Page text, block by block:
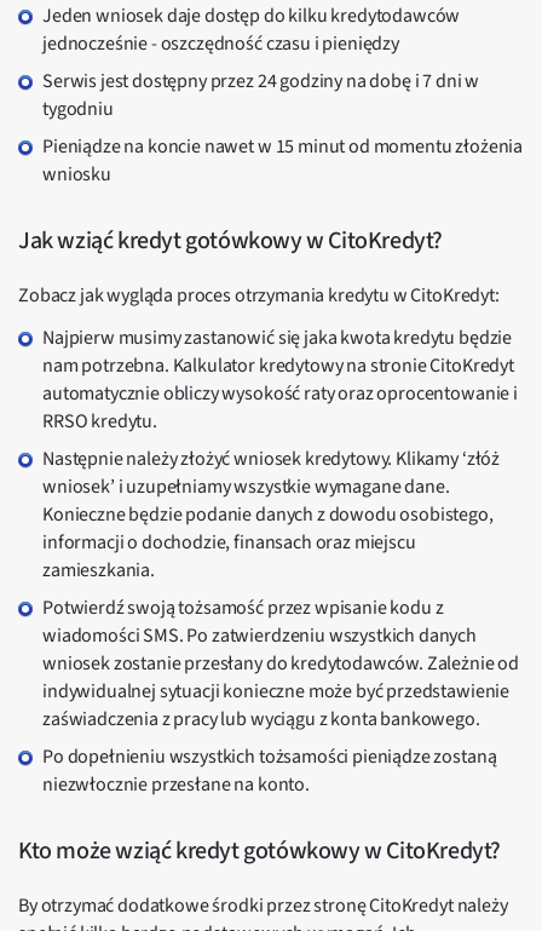
Jeden wniosek daje dostęp do kilku kredytodawców
jednocześnie - oszczędność czasu i pieniędzy
Serwis jest dostępny przez 24 godziny na dobę i 7 dni w
tygodniu
Pieniądze na koncie nawet w 15 minut od momentu złożenia
wniosku
Jak wziąć kredyt gotówkowy w CitoKredyt?
Zobacz jak wygląda proces otrzymania kredytu w CitoKredyt:
Najpierw musimy zastanowić się jaka kwota kredytu będzie
nam potrzebna. Kalkulator kredytowy na stronie CitoKredyt
automatycznie obliczy wysokość raty oraz oprocentowanie i
RRSO kredytu.
Następnie należy złożyć wniosek kredytowy. Klikamy ‘złóż
wniosek’ i uzupełniamy wszystkie wymagane dane.
Konieczne będzie podanie danych z dowodu osobistego,
informacji o dochodzie, finansach oraz miejscu
zamieszkania.
Potwierdź swoją tożsamość przez wpisanie kodu z
wiadomości SMS. Po zatwierdzeniu wszystkich danych
wniosek zostanie przesłany do kredytodawców. Zależnie od
indywidualnej sytuacji konieczne może być przedstawienie
zaświadczenia z pracy lub wyciągu z konta bankowego.
Po dopełnieniu wszystkich tożsamości pieniądze zostaną
niezwłocznie przesłane na konto.
Kto może wziąć kredyt gotówkowy w CitoKredyt?
By otrzymać dodatkowe środki przez stronę CitoKredyt należy